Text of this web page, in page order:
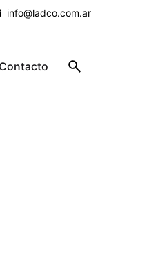
info@ladco.com.ar
Contacto